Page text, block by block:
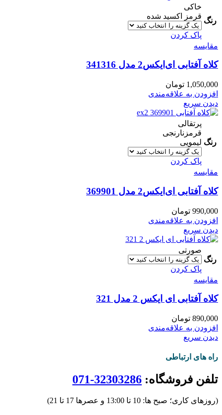
رنگ
خاکی
قرمز اکسید شده
پاک کردن
مقایسه
کلاه آفتابی ای‌ایکس2 مدل 341316
1,050,000 تومان
افزودن به علاقه‌مندی
دیدن سریع
رنگ
پرتقالی
قرمزنارنجی
لیمویی
پاک کردن
مقایسه
کلاه آفتابی ای‌ایکس‌2 مدل 369901
990,000 تومان
افزودن به علاقه‌مندی
دیدن سریع
رنگ
صورتی
پاک کردن
مقایسه
کلاه آفتابی ای ایکس 2 مدل 321
890,000 تومان
افزودن به علاقه‌مندی
دیدن سریع
راه های ارتباطی
تلفن فروشگاه: 32303286-071
(روزهای کاری؛ صبح ها: 10 تا 13:00 و عصرها 17 تا 21)